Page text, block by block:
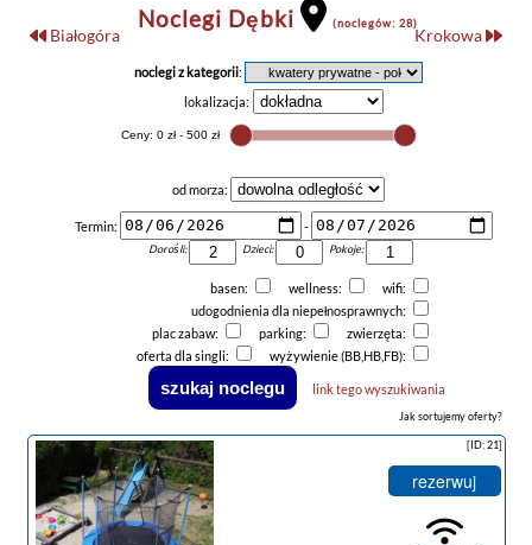
Noclegi Dębki (noclegów: 28)
Białogóra Krokowa
noclegi z kategorii:
lokalizacja:
od morza:
Termin: -
Dorośli: Dzieci: Pokoje:
basen: wellness:
wifi:
udogodnienia dla niepełnosprawnych:
plac zabaw:
parking:
zwierzęta:
oferta dla singli:
wyżywienie (BB,HB,FB):
link tego wyszukiwania
Jak sortujemy oferty?
[ID: 21]
rezerwuj